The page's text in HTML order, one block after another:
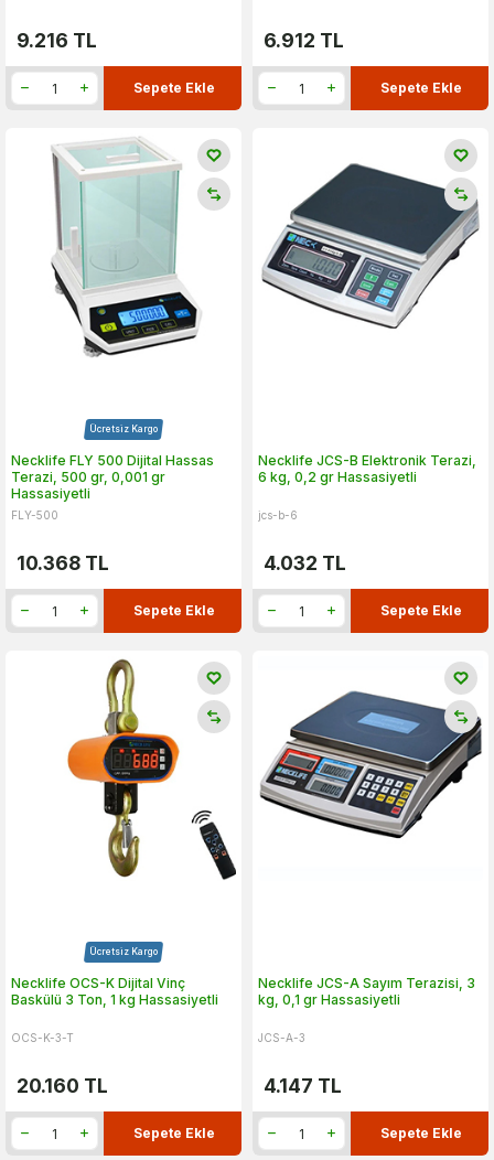
9.216 TL
Sepete Ekle
6.912 TL
Sepete Ekle
Ücretsiz Kargo
Necklife FLY 500 Dijital Hassas
Terazi, 500 gr, 0,001 gr
Hassasiyetli
FLY-500
10.368 TL
Sepete Ekle
Necklife JCS-B Elektronik Terazi,
6 kg, 0,2 gr Hassasiyetli
jcs-b-6
4.032 TL
Sepete Ekle
Ücretsiz Kargo
Necklife OCS-K Dijital Vinç
Baskülü 3 Ton, 1 kg Hassasiyetli
OCS-K-3-T
20.160 TL
Sepete Ekle
Necklife JCS-A Sayım Terazisi, 3
kg, 0,1 gr Hassasiyetli
JCS-A-3
4.147 TL
Sepete Ekle